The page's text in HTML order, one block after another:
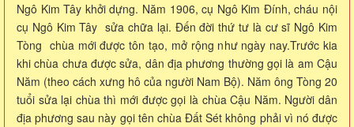
Ngô Kim Tây khởi dựng. Năm 1906, cụ Ngô Kim Đính, cháu nội
cụ Ngô Kim Tây sửa chữa lại. Đến đời thứ tư là cư sĩ Ngô Kim
Tòng chùa mới được tôn tạo, mở rộng như ngày nay.Trước kia
khi chùa chưa được sửa, dân địa phương thường gọi là am Cậu
Năm (theo cách xưng hô của người Nam Bộ). Năm ông Tòng 20
tuổi sửa lại chùa thì mới được gọi là chùa Cậu Năm. Người dân
địa phương sau này gọi tên chùa Đất Sét không phải vì nó được